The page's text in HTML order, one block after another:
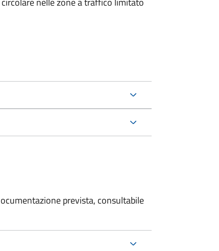
prevista, consultabile